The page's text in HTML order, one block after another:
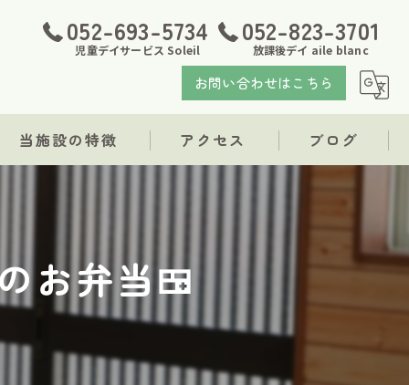
052-693-5734
児童デイサービス Soleil
052-823-3701
放課後デイ aile blanc
お問い合わせはこちら
当施設の特徴
療育
アクセス ブログ
お弁当🍱